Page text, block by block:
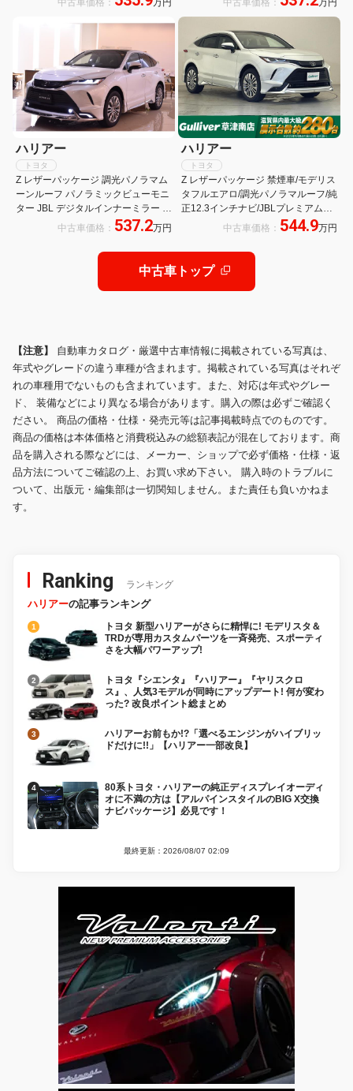
トモニターアクセサリーC パークア
シストモデリスタエアロ
リーC全周囲360カメラ パークアシ
ハリアー
トヨタ
Z レザーパッケージ 調光パノラマム
ーンルーフ パノラミックビューモニ
ター JBL デジタルインナーミラー ブ
ラインドスポットモニターアクセサ
中古車価格： 537.2万円
ハリアー
トヨタ
Z レザーパッケージ 禁煙車/モデリス
タフルエアロ/調光パノラマルーフ/純
正12.3インチナビ/JBLプレミアムサ
ウンド/パノラミックビューモニタ
ングヒーター/ベンチレーション
中古車価格： 544.9万円
中古車トップ
【注意】 自動車カタログ・厳選中古車情報に掲載されている写真は、
年式やグレードの違う車種が含まれます。掲載されている写真はそれぞ
れの車種用でないものも含まれています。また、対応は年式やグレー
ド、 装備などにより異なる場合があります。購入の際は必ずご確認く
ださい。 商品の価格・仕様・発売元等は記事掲載時点でのものです。
商品の価格は本体価格と消費税込みの総額表記が混在しております。商
品を購入される際などには、メーカー、ショップで必ず価格・仕様・返
品方法についてご確認の上、お買い求め下さい。 購入時のトラブルに
ついて、出版元・編集部は一切関知しません。また責任も負いかねま
す。
Ranking ランキング
ハリアーの記事ランキング
トヨタ 新型ハリアーがさらに精悍に! モデリスタ＆
TRDが専用カスタムパーツを一斉発売、スポーティ
さを大幅パワーアップ!
トヨタ『シエンタ』『ハリアー』『ヤリスクロ
ス』、人気3モデルが同時にアップデート! 何が変わ
った? 改良ポイント総まとめ
ハリアーお前もか!?「選べるエンジンがハイブリッ
ドだけに!!」【ハリアー一部改良】
80系トヨタ・ハリアーの純正ディスプレイオーディ
オに不満の方は【アルパインスタイルのBIG X交換
ナビパッケージ】必見です！
最終更新：2026/08/07 02:09